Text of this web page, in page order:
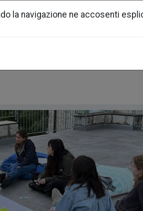
la navigazione ne accosenti